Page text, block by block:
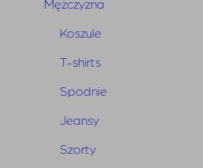
Mężczyzna
Koszule
T-shirts
Spodnie
Jeansy
Szorty
Rozstrzyganie sporów
Warunki Zakupów
Najnowsze
Brak komentarzy do